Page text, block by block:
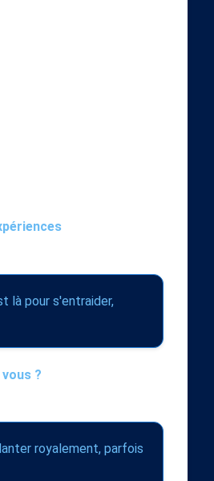
là pour s'entraider,
?
royalement, parfois